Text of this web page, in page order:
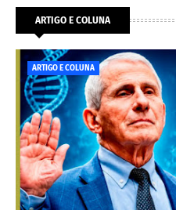
ARTIGO E COLUNA
ARTIGO E COLUNA